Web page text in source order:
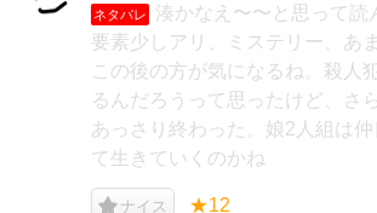
ネタバレ
湊かなえ〜〜と思って読
要素少しアリ、ミステリー、あ
この後の方が気になるね。殺人
るんだろうって思ったけど、さ
あっさり終わった。娘2人組は
て生きていくのかね
ナイス ★12